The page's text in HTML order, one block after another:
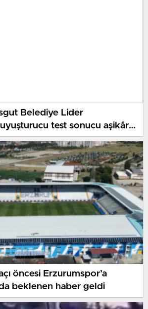
Belediye Lider
uyuşturucu test sonucu aşikâr
öncesi Erzurumspor’a
beklenen haber geldi